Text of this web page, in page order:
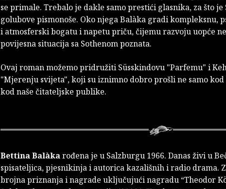
se primale. Trebalo je dakle samo prestići glasnika, za što
golubove pismonoše. Oko njega Balàka gradi kompleksnu,
i atmosferski bogatu i napetu priču, čijemu razvoju uopće
povijesna situacija sa Sothenom poznata.
Ovaj roman možemo pridružiti Süsskindovu "Parfemu" i
"Mjerenju svijeta", koji su iznimno dobro prošli ne samo
kod naše čitateljske publike.
Bettina Balàkarođena je u Salzburgu 1966. Danas živi u
spisateljica, pjesnikinja i autorica kazališnih i radio drama.
brojna priznanja i nagrade uključujući nagradu “Theodor